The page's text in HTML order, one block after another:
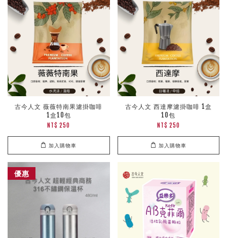
古今人文 薇薇特南果濾掛咖啡
1盒10包
NT$ 250
加入購物車
古今人文 西達摩濾掛咖啡 1盒
10包
NT$ 250
加入購物車
優惠